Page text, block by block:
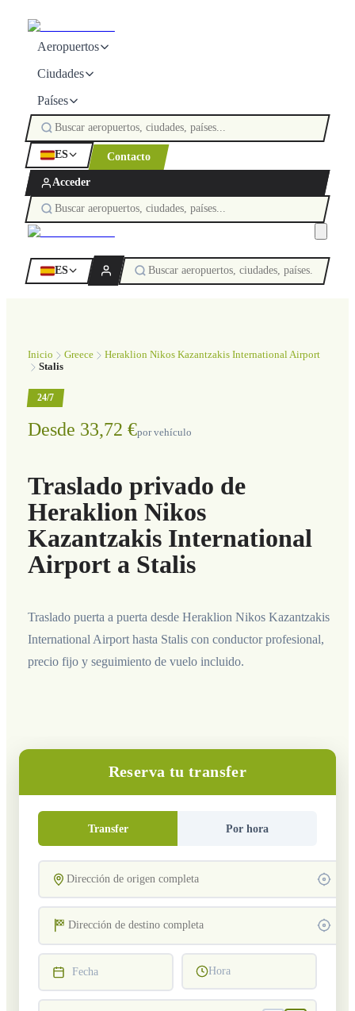
Aeropuertos
Ciudades
Países
ES Contacto
Acceder
ES
Inicio Greece
Heraklion Nikos Kazantzakis International Airport
Stalis
24/7
Desde 33,72 €por vehículo
Traslado privado de
Heraklion Nikos
Kazantzakis International
Airport a Stalis
Traslado puerta a puerta desde Heraklion Nikos Kazantzakis
International Airport hasta Stalis con conductor profesional,
precio fijo y seguimiento de vuelo incluido.
Reserva tu transfer
Transfer Por hora
Fecha Hora